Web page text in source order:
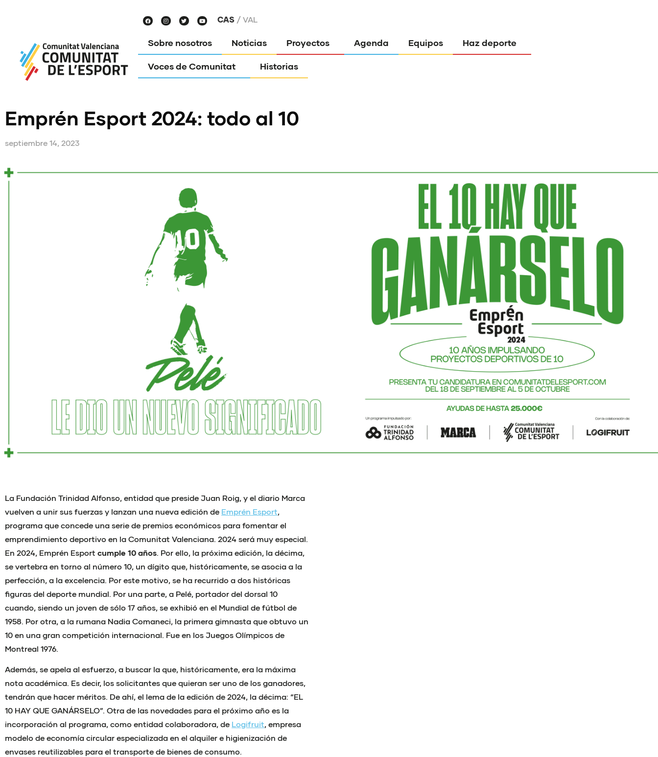
CAS VAL
Sobre nosotros Noticias Proyectos Agenda Equipos Haz deporte
Voces de Comunitat Historias
Emprén Esport 2024: todo al 10
septiembre 14, 2023
La Fundación Trinidad Alfonso, entidad que preside Juan Roig, y el diario Marca
vuelven a unir sus fuerzas y lanzan una nueva edición de Emprén Esport,
programa que concede una serie de premios económicos para fomentar el
emprendimiento deportivo en la Comunitat Valenciana. 2024 será muy especial.
En 2024, Emprén Esport cumple 10 años. Por ello, la próxima edición, la décima,
se vertebra en torno al número 10, un dígito que, históricamente, se asocia a la
perfección, a la excelencia. Por este motivo, se ha recurrido a dos históricas
figuras del deporte mundial. Por una parte, a Pelé, portador del dorsal 10
cuando, siendo un joven de sólo 17 años, se exhibió en el Mundial de fútbol de
1958. Por otra, a la rumana Nadia Comaneci, la primera gimnasta que obtuvo un
10 en una gran competición internacional. Fue en los Juegos Olímpicos de
Montreal 1976.
Además, se apela al esfuerzo, a buscar la que, históricamente, era la máxima
nota académica. Es decir, los solicitantes que quieran ser uno de los ganadores,
tendrán que hacer méritos. De ahí, el lema de la edición de 2024, la décima: “EL
10 HAY QUE GANÁRSELO”. Otra de las novedades para el próximo año es la
incorporación al programa, como entidad colaboradora, de Logifruit, empresa
modelo de economía circular especializada en el alquiler e higienización de
envases reutilizables para el transporte de bienes de consumo.